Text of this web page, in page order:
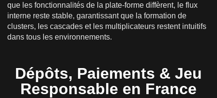
que les fonctionnalités de la plate-forme diffèrent, le flux
interne reste stable, garantissant que la formation de
clusters, les cascades et les multiplicateurs restent intuitifs
dans tous les environnements.
Dépôts, Paiements & Jeu
Responsable en France